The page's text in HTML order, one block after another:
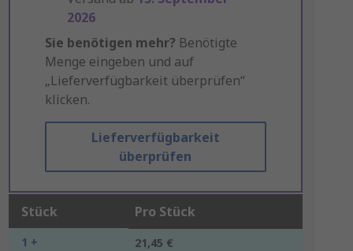
2026
Sie benötigen mehr? Benötigte
Menge eingeben und auf
„Lieferverfügbarkeit überprüfen“
klicken.
Lieferverfügbarkeit
überprüfen
Stück Pro Stück
1 + 21,45 €